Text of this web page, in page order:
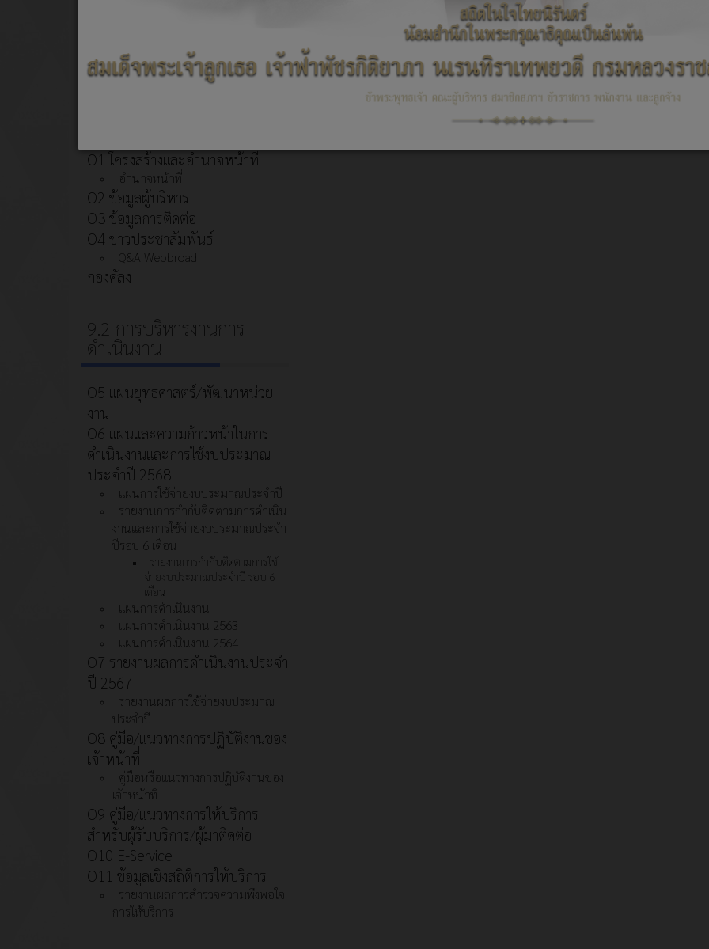
Social Network
O1 โครงสร้างและอำนาจหน้าที่
อำนาจหน้าที่
O2 ข้อมูลผู้บริหาร
O3 ข้อมูลการติดต่อ
O4 ข่าวประชาสัมพันธ์
Q&A Webbroad
กองคัลง
9.2 การบริหารงานการ
ดำเนินงาน
O5 แผนยุทธศาสตร์/พัฒนาหน่วย
งาน
O6 แผนและความก้าวหน้าในการ
ดำเนินงานและการใช้งบประมาณ
ประจำปี 2568
แผนการใช้จ่ายงบประมาณประจำปี
รายงานการกำกับติดตามการดำเนิน
งานและการใช้จ่ายงบประมาณประจำ
ปีรอบ 6 เดือน
รายงานการกำกับติดตามการใช้
จ่ายงบประมาณประจำปี รอบ 6
เดือน
แผนการดำเนินงาน
แผนการดำเนินงาน 2563
แผนการดำเนินงาน 2564
O7 รายงานผลการดำเนินงานประจำ
ปี 2567
รายงานผลการใช้จ่ายงบประมาณ
ประจำปี
O8 คู่มือ/แนวทางการปฏิบัติงานของ
เจ้าหน้าที่
คู่มือหรือแนวทางการปฏิบัติงานของ
เจ้าหน้าที่
O9 คู่มือ/แนวทางการให้บริการ
สำหรับผู้รับบริการ/ผู้มาติดต่อ
O10 E-Service
O11 ข้อมูลเชิงสถิติการให้บริการ
รายงานผลการสำรวจความพึงพอใจ
การให้บริการ